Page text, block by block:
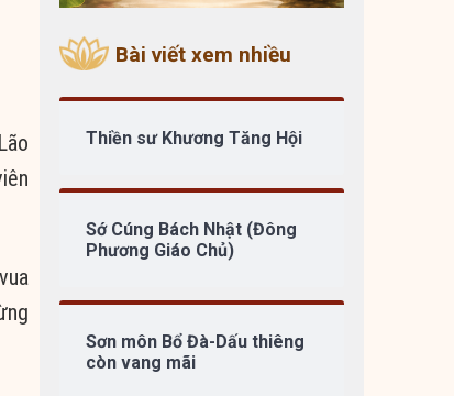
Bài viết xem nhiều
Thiền sư Khương Tăng Hội
Sớ Cúng Bách Nhật (Đông
Phương Giáo Chủ)
Sơn môn Bổ Đà-Dấu thiêng
còn vang mãi